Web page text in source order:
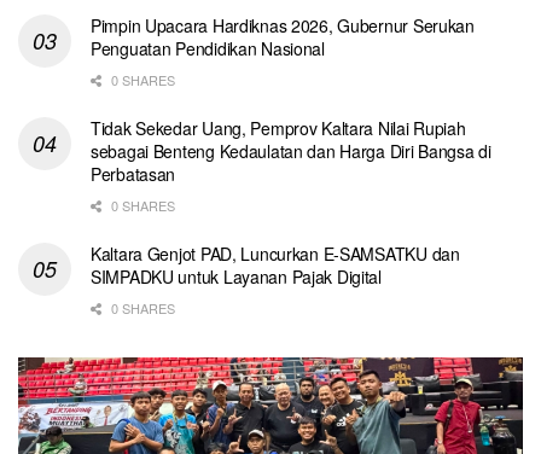
Pimpin Upacara Hardiknas 2026, Gubernur Serukan
Penguatan Pendidikan Nasional
0 SHARES
Tidak Sekedar Uang, Pemprov Kaltara Nilai Rupiah
sebagai Benteng Kedaulatan dan Harga Diri Bangsa di
Perbatasan
0 SHARES
Kaltara Genjot PAD, Luncurkan E-SAMSATKU dan
SIMPADKU untuk Layanan Pajak Digital
0 SHARES